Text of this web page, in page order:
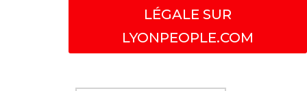
LÉGALE SUR
LYONPEOPLE.COM